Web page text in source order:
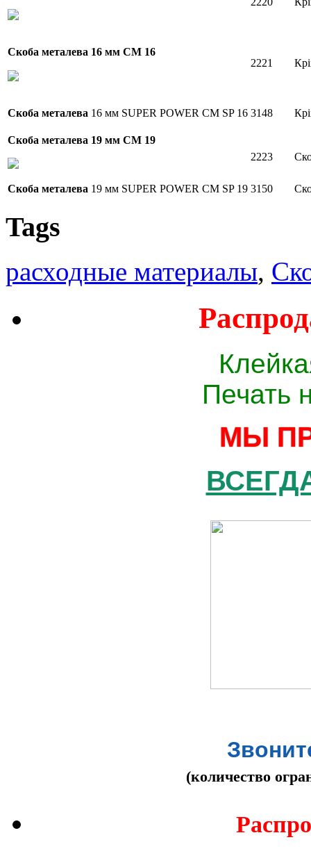
Скоба металева 16 мм СМ 16
2221
Скоба металева 16 мм SUPER POWER СМ SP 16 3148
Скоба металева 19 мм СМ 19
2223
Скоба металева 19 мм SUPER POWER СМ SP 19 3150
Tags
расходные материалы,
Печать
МЫ
(количество